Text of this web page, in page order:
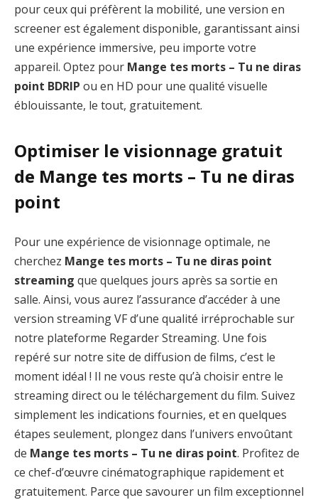
pour ceux qui préfèrent la mobilité, une version en
screener est également disponible, garantissant ainsi
une expérience immersive, peu importe votre
appareil. Optez pour Mange tes morts – Tu ne diras
point BDRIP ou en HD pour une qualité visuelle
éblouissante, le tout, gratuitement.
Optimiser le visionnage gratuit
de Mange tes morts – Tu ne diras
point
Pour une expérience de visionnage optimale, ne
cherchez Mange tes morts – Tu ne diras point
streaming que quelques jours après sa sortie en
salle. Ainsi, vous aurez l’assurance d’accéder à une
version streaming VF d’une qualité irréprochable sur
notre plateforme Regarder Streaming. Une fois
repéré sur notre site de diffusion de films, c’est le
moment idéal ! Il ne vous reste qu’à choisir entre le
streaming direct ou le téléchargement du film. Suivez
simplement les indications fournies, et en quelques
étapes seulement, plongez dans l’univers envoûtant
de Mange tes morts – Tu ne diras point. Profitez de
ce chef-d’œuvre cinématographique rapidement et
gratuitement. Parce que savourer un film exceptionnel